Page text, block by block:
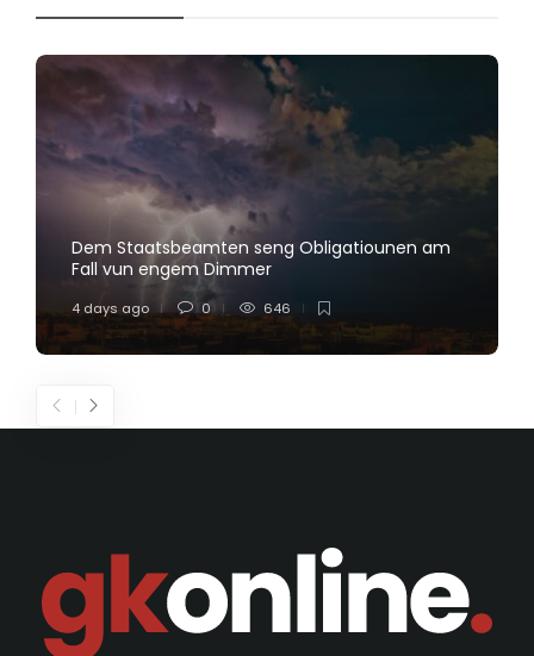
Dem Staatsbeamten seng Obligatiounen am
Fall vun engem Dimmer
4 days ago 0 646